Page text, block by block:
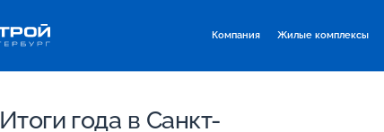
Компания Жилые комплексы
Итоги года в Санкт-